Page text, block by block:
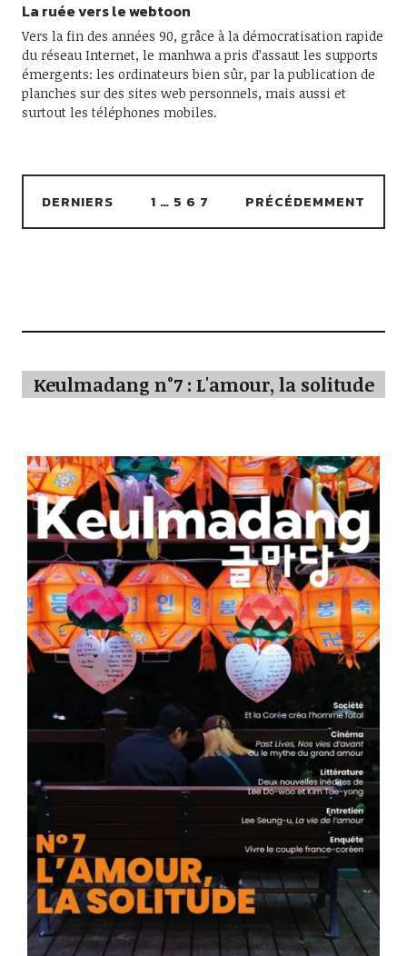
La ruée vers le webtoon
Vers la fin des années 90, grâce à la démocratisation rapide
du réseau Internet, le manhwa a pris d’assaut les supports
émergents: les ordinateurs bien sûr, par la publication de
planches sur des sites web personnels, mais aussi et
surtout les téléphones mobiles.
DERNIERS 1 … 5 6 7 PRÉCÉDEMMENT
Keulmadang n°7 : L'amour, la solitude